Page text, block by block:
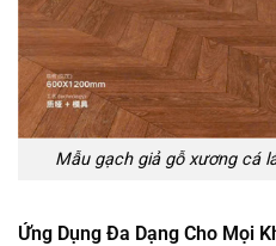
Mẫu gạch giả gỗ xương cá
Ứng Dụng Đa Dạng Cho Mọi